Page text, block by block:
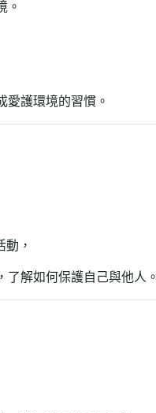
。
愛護環境的習慣。
，
解如何保護自己與他人。